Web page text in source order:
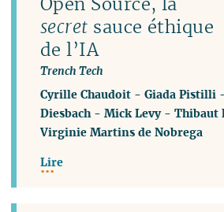
secret sauce éthique
de l’IA
Trench Tech
Cyrille Chaudoit -Giada Pistilli
Diesbach -Mick Levy-Thibaut
Virginie Martins de Nobrega
Lire